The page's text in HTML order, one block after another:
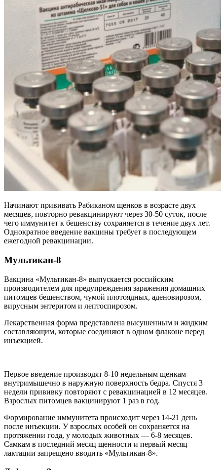
Начинают прививать Рабиканом щенков в возрасте двух
месяцев, повторно ревакцинируют через 30-50 суток, после
чего иммунитет к бешенству сохраняется в течение двух лет.
Однократное введение вакцины требует в последующем
ежегодной ревакцинации.
Мультикан-8
Вакцина «Мультикан-8» выпускается российским
производителем для предупреждения заражения домашних
питомцев бешенством, чумой плотоядных, аденовирозом,
вирусным энтеритом и лептоспирозом.
Лекарственная форма представлена высушенным и жидким
составляющим, которые соединяют в одном флаконе перед
инъекцией.
Первое введение производят 8-10 недельным щенкам
внутримышечно в наружную поверхность бедра. Спустя 3
недели прививку повторяют с ревакцинацией в 12 месяцев.
Взрослых питомцев вакцинируют 1 раз в год.
Формирование иммунитета происходит через 14-21 день
после инъекции. У взрослых особей он сохраняется на
протяжении года, у молодых животных — 6-8 месяцев.
Самкам в последний месяц щенности и первый месяц
лактации запрещено вводить «Мультикан-8».